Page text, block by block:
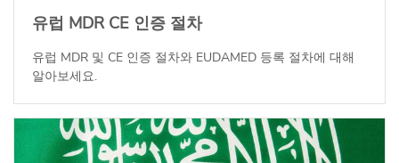
유럽 MDR CE 인증 절차
유럽 MDR 및 CE 인증 절차와 EUDAMED 등록 절차에 대해
알아보세요.